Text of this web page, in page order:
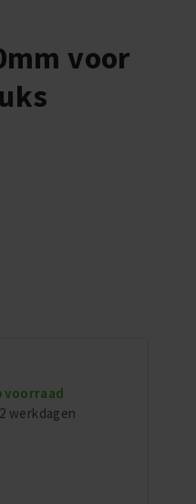
voor
voorraad
werkdagen